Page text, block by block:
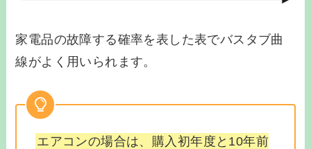
家電品の故障する確率を表した表でバスタブ曲
線がよく用いられます。
エアコンの場合は、購入初年度と10年前